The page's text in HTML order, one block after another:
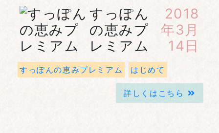
すっぽん
の恵みプ
レミアム
2018
年3月
14日
すっぽんの恵みプレミアム はじめて
詳しくはこちら